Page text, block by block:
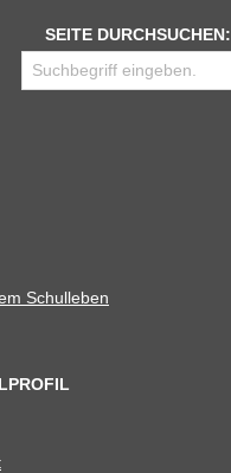
SEITE DURCHSUCHEN:
Schulleben